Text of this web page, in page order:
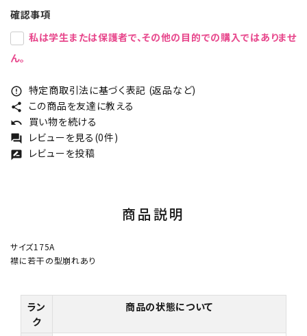
確認事項
私は学生または保護者で、その他の目的での購入ではありませ
ん。
error_outline 特定商取引法に基づく表記 (返品など)
share この商品を友達に教える
undo 買い物を続ける
forum レビューを見る(0件)
rate_review レビューを投稿
商品説明
サイズ175A
襟に若干の型崩れあり
ラン
ク
商品の状態について